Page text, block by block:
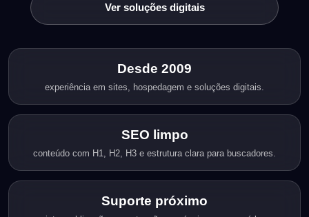
Ver soluções digitais
Desde 2009
experiência em sites, hospedagem e soluções digitais.
SEO limpo
conteúdo com H1, H2, H3 e estrutura clara para buscadores.
Suporte próximo